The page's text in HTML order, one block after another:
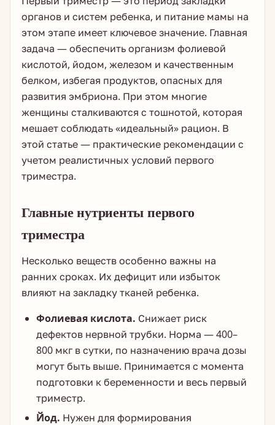
органов и систем ребенка, и питание мамы на
этом этапе имеет ключевое значение. Главная
задача — обеспечить организм фолиевой
кислотой, йодом, железом и качественным
белком, избегая продуктов, опасных для
развития эмбриона. При этом многие
женщины сталкиваются с тошнотой, которая
мешает соблюдать «идеальный» рацион. В
этой статье — практические рекомендации с
учетом реалистичных условий первого
триместра.
Главные нутриенты первого
триместра
Несколько веществ особенно важны на
ранних сроках. Их дефицит или избыток
влияют на закладку тканей ребенка.
Фолиевая кислота. Снижает риск
дефектов нервной трубки. Норма — 400–
800 мкг в сутки, по назначению врача дозы
могут быть выше. Принимается с момента
подготовки к беременности и весь первый
триместр.
Йод. Нужен для формирования